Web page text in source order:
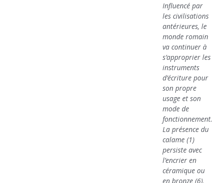
Influencé par
les civilisations
antérieures, le
monde romain
va continuer à
s’approprier les
instruments
d’écriture pour
son propre
usage et son
mode de
fonctionnement.
La présence du
calame (1)
persiste avec
l’encrier en
céramique ou
en bronze (6),